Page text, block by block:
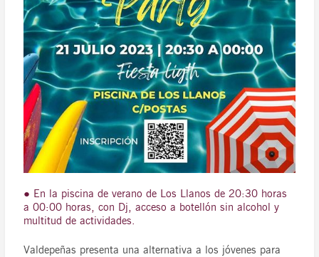
● En la piscina de verano de Los Llanos de 20:30 horas
a 00:00 horas, con Dj, acceso a botellón sin alcohol y
multitud de actividades.
Valdepeñas presenta una alternativa a los jóvenes para